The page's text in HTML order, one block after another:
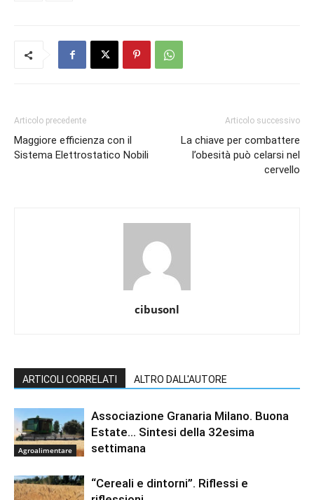
Articolo precedente
Maggiore efficienza con il
Sistema Elettrostatico Nobili
Articolo successivo
La chiave per combattere
l’obesità può celarsi nel
cervello
cibusonl
ARTICOLI CORRELATI ALTRO DALL'AUTORE
Agroalimentare
Associazione Granaria Milano. Buona
Estate… Sintesi della 32esima
settimana
“Cereali e dintorni”. Riflessi e